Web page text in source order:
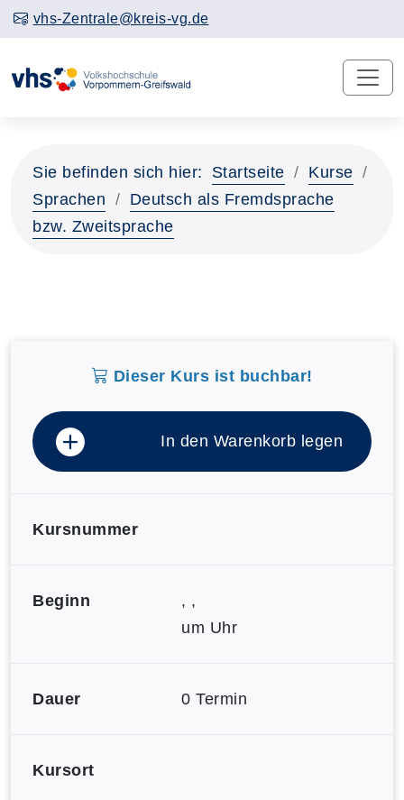
vhs-Zentrale@kreis-vg.de
Sie befinden sich hier: Startseite
Kurse
Sprachen
Deutsch als Fremdsprache
bzw. Zweitsprache
Dieser Kurs ist buchbar!
In den Warenkorb legen
Kursnummer
Beginn
, ,
um Uhr
Dauer 0 Termin
Kursort